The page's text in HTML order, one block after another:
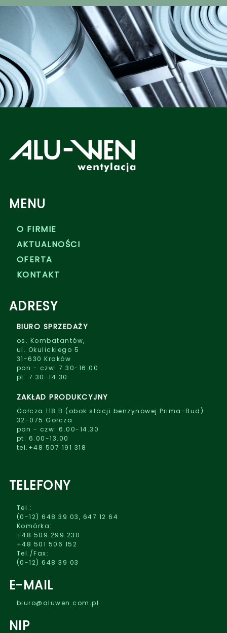
MENU
O FIRMIE
AKTUALNOŚCI
OFERTA
KONTAKT
ADRESY
BIURO SPRZEDAŻY
os. Kombatantów,
ul. Okulickiego 5
31-630 Kraków
pon - czw: 7.30-16.00
pt: 7.30-14.30
ZAKŁAD PRODUKCYJNY
Gołcza 118 B (obok stacji benzynowej Prima-Bud)
32-075 Gołcza
pon - czw: 6.00-14.30
pt: 6.00-13.00
tel.+48 507 191 318
TELEFONY
Tel.:
(0-12) 648 39 03, 647 12 64
Komórka:
+48 509 299 230
+48 501 506 152
Tel./Fax:
(0-12) 648 39 03
E-MAIL
biuro@aluwen.com.pl
NIP